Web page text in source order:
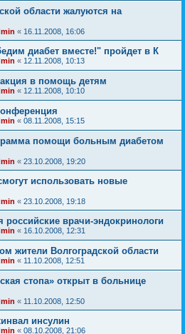
области жалуются на
« 16.11.2008, 16:06
диабет вместе!" пройдет в К
« 12.11.2008, 10:13
акция в помощь детям
« 12.11.2008, 10:10
« 08.11.2008, 15:15
помощи больным диабетом
« 23.10.2008, 19:20
использовать новые
« 23.10.2008, 19:18
российские врачи-эндокринологи
« 16.10.2008, 12:31
жители Волгоградской области
« 11.10.2008, 12:51
стопа» открыт в больнице
« 11.10.2008, 12:50
инсулин
« 08.10.2008, 21:06